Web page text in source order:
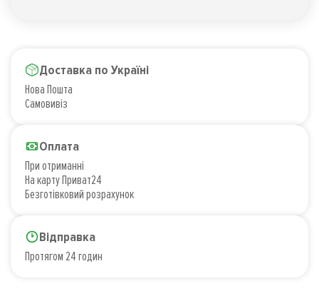
Доставка по Україні
Нова Пошта
Самовивіз
Оплата
При отриманні
На карту Приват24
Безготівковий розрахунок
Відправка
Протягом 24 годин